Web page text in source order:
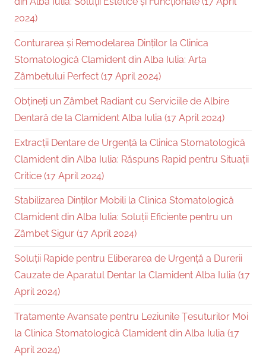
2024)
Conturarea și Remodelarea Dinților la Clinica
Stomatologică Clamident din Alba Iulia: Arta
Zâmbetului Perfect (17 April 2024)
Obțineți un Zâmbet Radiant cu Serviciile de Albire
Dentară de la Clamident Alba Iulia (17 April 2024)
Extracții Dentare de Urgență la Clinica Stomatologică
Clamident din Alba Iulia: Răspuns Rapid pentru Situații
Critice (17 April 2024)
Stabilizarea Dinților Mobili la Clinica Stomatologică
Clamident din Alba Iulia: Soluții Eficiente pentru un
Zâmbet Sigur (17 April 2024)
Soluții Rapide pentru Eliberarea de Urgență a Durerii
Cauzate de Aparatul Dentar la Clamident Alba Iulia (17
April 2024)
Tratamente Avansate pentru Leziunile Țesuturilor Moi
la Clinica Stomatologică Clamident din Alba Iulia (17
April 2024)